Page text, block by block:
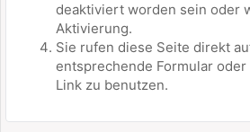
deaktiviert worden sein oder
Aktivierung.
Sie rufen diese Seite direkt
entsprechende Formular
Link zu benutzen.